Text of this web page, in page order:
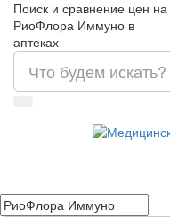
Поиск и сравнение цен на
РиоФлора Иммуно в
аптеках